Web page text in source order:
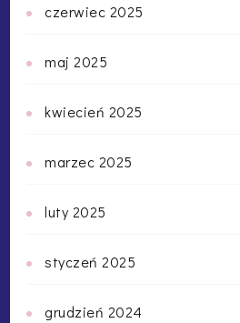
czerwiec 2025
maj 2025
kwiecień 2025
marzec 2025
luty 2025
styczeń 2025
grudzień 2024